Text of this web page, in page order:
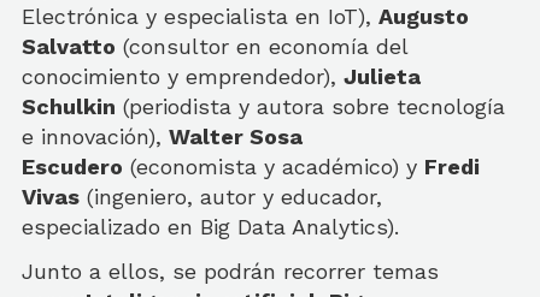
Electrónica y especialista en IoT), Augusto
Salvatto (consultor en economía del
conocimiento y emprendedor), Julieta
Schulkin (periodista y autora sobre tecnología
e innovación), Walter Sosa
Escudero (economista y académico) y Fredi
Vivas (ingeniero, autor y educador,
especializado en Big Data Analytics).
Junto a ellos, se podrán recorrer temas